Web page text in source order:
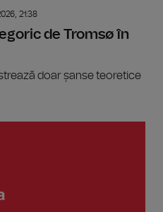
21:38
de Tromsø în
doar șanse teoretice